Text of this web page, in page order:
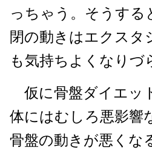
っちゃう。そうする
閉の動きはエクスタ
も気持ちよくなりづ
仮に骨盤ダイエッ
体にはむしろ悪影響
骨盤の動きが悪くな